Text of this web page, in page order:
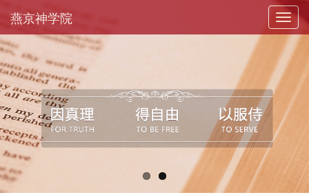
燕京神学院